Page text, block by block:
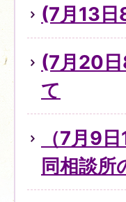
(7月13
(7月20
て
（7月9
同相談所